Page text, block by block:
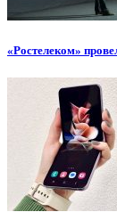
«Ростелеком»